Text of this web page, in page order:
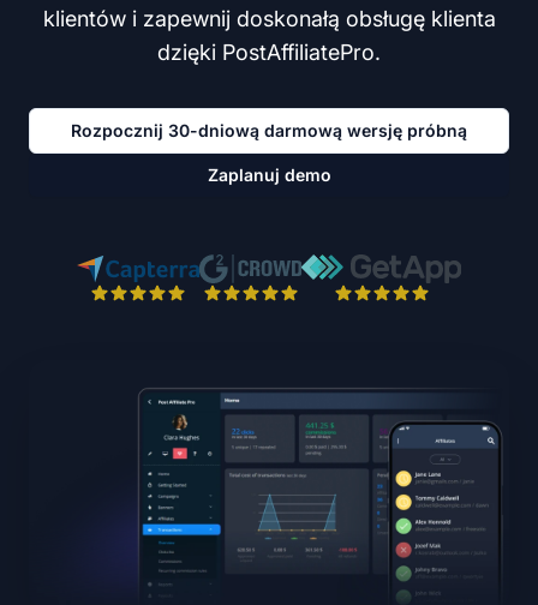
klientów i zapewnij doskonałą obsługę klienta
dzięki PostAffiliatePro.
Rozpocznij 30-dniową darmową wersję próbną
Zaplanuj demo